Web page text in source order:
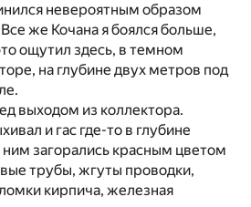
невероятным образом
же Кочана я боялся больше,
ощутил здесь, в темном
на глубине двух метров под
выходом из коллектора.
и гас где-то в глубине
загорались красным цветом
трубы, жгуты проводки,
кирпича, железная